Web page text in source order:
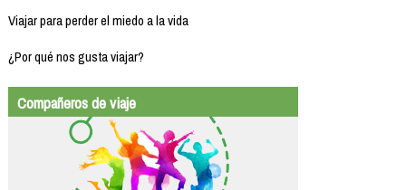
Viajar para perder el miedo a la vida
¿Por qué nos gusta viajar?
Compañeros de viaje